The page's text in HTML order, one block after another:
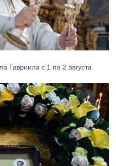
Гавриила с 1 по 2 августа